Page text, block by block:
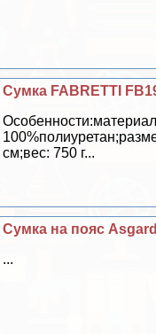
Сумка FABRETTI
см;вес: 750 г...
Сумка на пояс
...